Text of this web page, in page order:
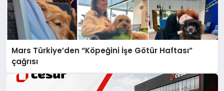
Mars Türkiye’den “Köpeğini İşe Götür Haftası”
çağrısı